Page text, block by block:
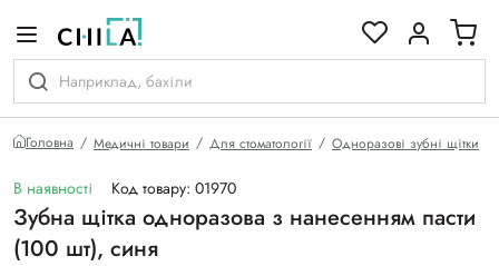
Головна Медичні товари Для стоматології Одноразові зубні щітки
В наявності Код товару: 01970
Зубна щітка одноразова з нанесенням пасти
(100 шт), синя
гамі